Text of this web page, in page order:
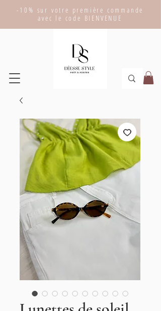
-10% sur votre première commande
avec le code BIENVENUE